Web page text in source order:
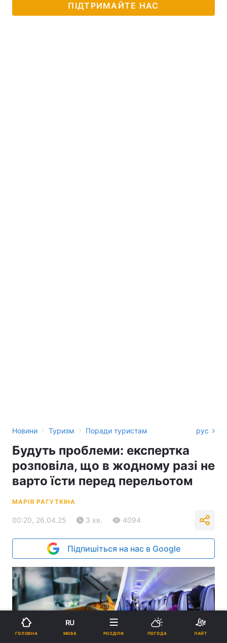
ПІДТРИМАЙТЕ НАС
Новини › Туризм › Поради туристам рус
Будуть проблеми: експертка
розповіла, що в жодному разі не
варто їсти перед перельотом
МАРІЯ РАГУТКІНА
00:20, 26.04.25 3 хв. 4094
Підпишіться на нас в Google
ГОЛОВНА
RU
МОВА РОЗДІЛИ ПОГОДА ЛАЙТ